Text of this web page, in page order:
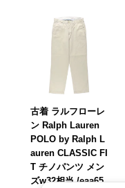
古着 ラルフローレ
ン Ralph Lauren
POLO by Ralph L
auren CLASSIC FI
T チノパンツ メン
ズw32相当 /eaa65